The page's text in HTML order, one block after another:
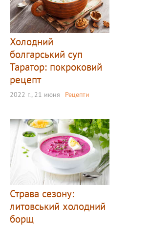
Холодний
болгарський суп
Таратор: покроковий
рецепт
2022 г., 21 июня Рецепти
Страва сезону:
литовський холодний
борщ